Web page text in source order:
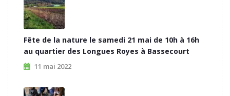
Fête de la nature le samedi 21 mai de 10h à 16h
au quartier des Longues Royes à Bassecourt
11 mai 2022